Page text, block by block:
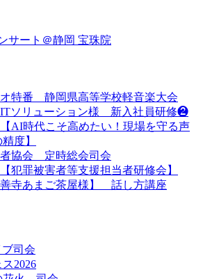
サート＠静岡 宝珠院
特番 静岡県高等学校軽音楽大会
ソリューション様 新入社員研修❷
AI時代こそ高めたい！現場を守る声
度】
協会 定時総会司会
犯罪被害者等支援担当者研修会】
善寺あまご茶屋様】 話し方講座
司会
2026